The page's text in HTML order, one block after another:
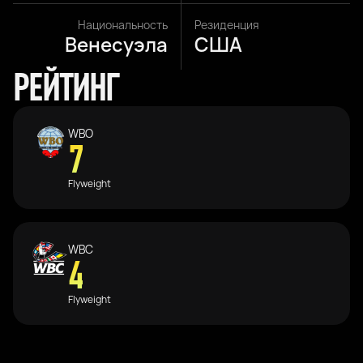
Национальность
Венесуэла
Резиденция
США
РЕЙТИНГ
WBO
7
Flyweight
WBC
4
Flyweight